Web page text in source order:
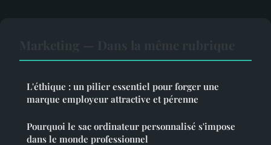
L'éthique : un pilier essentiel pour forger une
marque employeur attractive et pérenne
Pourquoi le sac ordinateur personnalisé s'impose
dans le monde professionnel